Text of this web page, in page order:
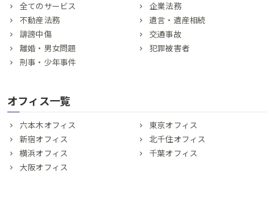
全てのサービス
企業法務
不動産法務
遺言・遺産相続
誹謗中傷
交通事故
離婚・男女問題
犯罪被害者
刑事・少年事件
オフィス一覧
六本木オフィス
東京オフィス
新宿オフィス
北千住オフィス
横浜オフィス
千葉オフィス
大阪オフィス